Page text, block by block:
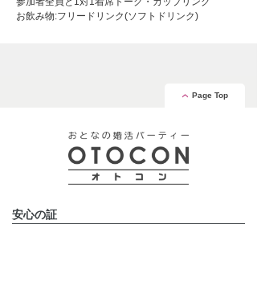
お飲み物:フリードリンク(ソフトドリンク)
Page Top
安心の証